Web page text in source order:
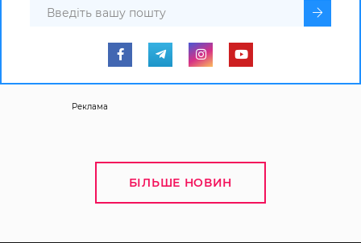
Реклама
БІЛЬШЕ НОВИН